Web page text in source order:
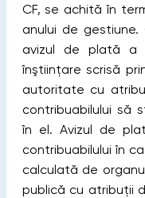
CF, se achită în
anului de gestiune.
avizul de plată a
înştiinţare scrisă
autoritate cu
contribuabilului să
în el. Avizul de
contribuabilului în
calculată de
publică cu atribuţii